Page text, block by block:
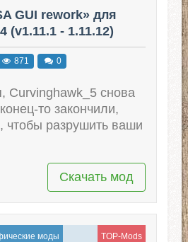
GUI rework» для
(v1.11.1 - 1.11.12)
871 0
Curvinghawk_5 снова
то закончили,
чтобы разрушить ваши
Скачать мод
моды TOP-Mods